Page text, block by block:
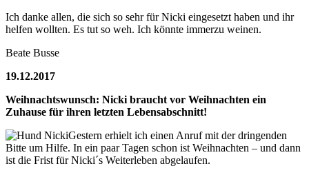
Ich danke allen, die sich so sehr für Nicki eingesetzt haben und ihr
helfen wollten. Es tut so weh. Ich könnte immerzu weinen.
Beate Busse
19.12.2017
Weihnachtswunsch: Nicki braucht vor Weihnachten ein
Zuhause für ihren letzten Lebensabschnitt!
Gestern erhielt ich einen Anruf mit der dringenden
Bitte um Hilfe. In ein paar Tagen schon ist Weihnachten – und dann
ist die Frist für Nicki´s Weiterleben abgelaufen.